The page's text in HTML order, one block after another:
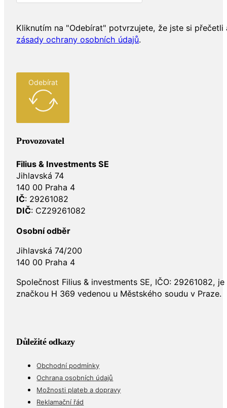
Kliknutím na "Odebírat" potvrzujete, že jste si přečetli
zásady ochrany osobních údajů.
Odebírat
Provozovatel
Filius & Investments SE
Jihlavská 74
140 00 Praha 4
IČ: 29261082
DIČ: CZ29261082
Osobní odběr
Jihlavská 74/200
140 00 Praha 4
Společnost Filius & investments SE, IČO: 29261082,
značkou H 369 vedenou u Městského soudu v Praze.
Důležité odkazy
Obchodní podmínky
Ochrana osobních údajů
Možnosti plateb a dopravy
Reklamační řád